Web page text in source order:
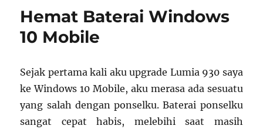
Hemat Baterai Windows
10 Mobile
Sejak pertama kali aku upgrade Lumia 930 saya
ke Windows 10 Mobile, aku merasa ada sesuatu
yang salah dengan ponselku. Baterai ponselku
sangat cepat habis, melebihi saat masih